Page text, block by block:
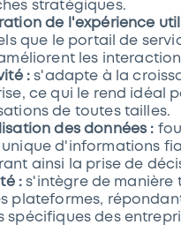
stratégiques.
de l'expérience
que le portail de
les
:s'adapte à la
ce qui le rend idéal
de toutes tailles.
des données :
d'informations
ainsi la prise de
: s'intègre de manière
plateformes,
spécifiques des